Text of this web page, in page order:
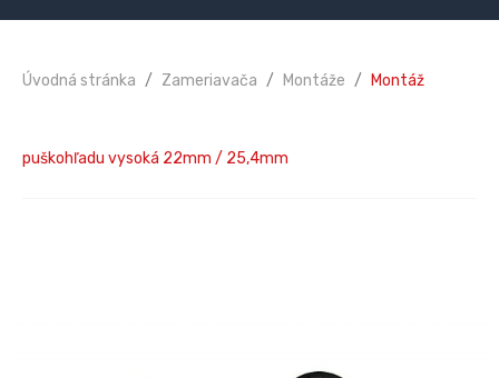
Úvodná stránka Zameriavača Montáže Montáž
puškohľadu vysoká 22mm / 25,4mm